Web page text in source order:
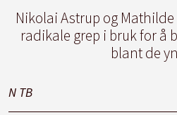
Nikolai Astrup og
radikale grep i bruk for å
blant de
N TB